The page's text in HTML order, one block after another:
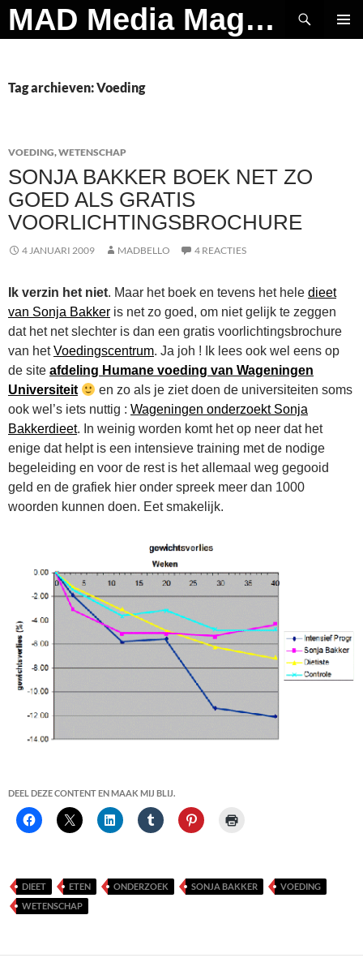
Ga
naar
MAD Media Magazine
Zoeken
Tag archieven: Voeding
VOEDING,WETENSCHAP
SONJA BAKKER BOEK NET ZO
GOED ALS GRATIS
VOORLICHTINGSBROCHURE
4 JANUARI 2009 MADBELLO 4 REACTIES
Ik verzin het niet. Maar het boek en tevens het hele dieet
van Sonja Bakker is net zo goed, om niet gelijk te zeggen
dat het net slechter is dan een gratis voorlichtingsbrochure
van hetVoedingscentrum. Ja joh ! Ik lees ook wel eens op
de site afdeling Humane voeding van Wageningen
Universiteit
en zo als je ziet doen de universiteiten soms
ook wel’s iets nuttig : Wageningen onderzoekt Sonja
Bakkerdieet. In weinig worden komt het op neer dat het
enige dat helpt is een intensieve training met de nodige
begeleiding en voor de rest is het allemaal weg gegooid
geld en de grafiek hier onder spreek meer dan 1000
woorden kunnen doen. Eet smakelijk.
DEEL DEZE CONTENT EN MAAK MIJ BLIJ.
DIEET ETEN ONDERZOEK SONJA BAKKER
VOEDING
WETENSCHAP